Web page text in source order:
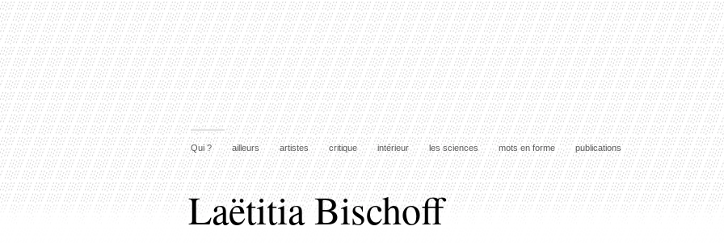
Qui ? ailleurs artistes critique intérieur les sciences mots en forme publications
Laëtitia Bischoff